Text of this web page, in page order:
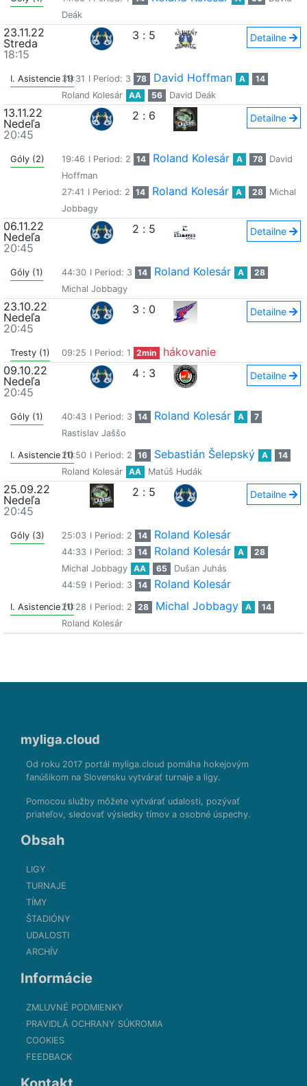
Deák
23.11.22
Streda
18:15
3 : 5 Detailne
I. Asistencie (1)39:31 I Period: 3 78 David Hoffman A
14
Roland Kolesár
AA 56 David Deák
13.11.22
Nedeľa
20:45
2 : 6 Detailne
Góly (2) 19:46 I Period: 2 14 Roland Kolesár A 78
David
Hoffman
27:41 I Period: 2 14 Roland Kolesár A 28
Michal
Jobbagy
06.11.22
Nedeľa
20:45
2 : 5 Detailne
Góly (1) 44:30 I Period: 3 14 Roland Kolesár A
28
Michal Jobbagy
23.10.22
Nedeľa
20:45
3 : 0 Detailne
Tresty (1) 09:25 I Period: 1 2min
hákovanie
09.10.22
Nedeľa
20:45
4 : 3 Detailne
Góly (1) 40:43 I Period: 3 14 Roland Kolesár A
7
Rastislav Jaššo
I. Asistencie (1)20:50 I Period: 2 16 Sebastián Šelepský A
14
Roland Kolesár
AA Matúš Hudák
25.09.22
Nedeľa
20:45
2 : 5 Detailne
Góly (3) 25:03 I Period: 2 14 Roland Kolesár
44:33 I Period: 3 14 Roland Kolesár A
28
Michal Jobbagy
AA 65
Dušan Juhás
44:59 I Period: 3 14 Roland Kolesár
I. Asistencie (1)20:28 I Period: 2 28 Michal Jobbagy A
14
Roland Kolesár
myliga.cloud
Od roku 2017 portál myliga.cloud pomáha hokejovým
fanúšikom na Slovensku vytvárať turnaje a ligy.
Pomocou služby môžete vytvárať udalosti, pozývať
priateľov, sledovať výsledky tímov a osobné úspechy.
Obsah
LIGY
TURNAJE
TÍMY
ŠTADIÓNY
UDALOSTI
ARCHÍV
Informácie
ZMLUVNÉ PODMIENKY
PRAVIDLÁ OCHRANY SÚKROMIA
COOKIES
FEEDBACK